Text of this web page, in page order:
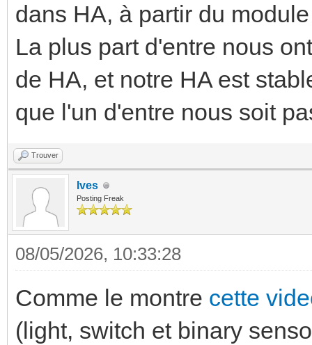
dans HA, à partir du
La plus part d'entre nous
de HA, et notre HA est
que l'un d'entre nous soit
Trouver
Ives
Posting Freak
08/05/2026, 10:33:28
Comme le montre cette
(light, switch et binary